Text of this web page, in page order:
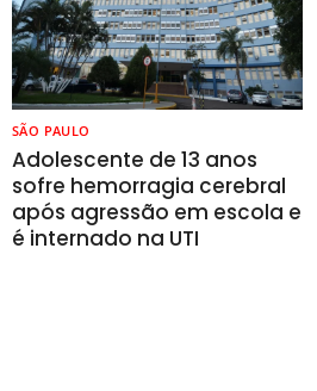
SÃO PAULO
Adolescente de 13 anos
sofre hemorragia cerebral
após agressão em escola e
é internado na UTI